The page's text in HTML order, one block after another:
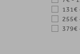
131€
255€
379€